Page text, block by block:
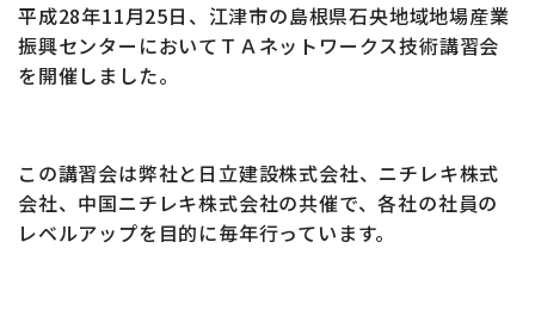
平成28年11月25日、江津市の島根県石央地域地場産業
振興センターにおいてＴＡネットワークス技術講習会
を開催しました。
この講習会は弊社と日立建設株式会社、ニチレキ株式
会社、中国ニチレキ株式会社の共催で、各社の社員の
レベルアップを目的に毎年行っています。